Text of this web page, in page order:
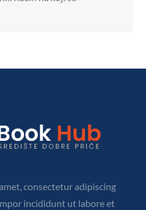
consectetur adipiscing
incididunt ut labore et